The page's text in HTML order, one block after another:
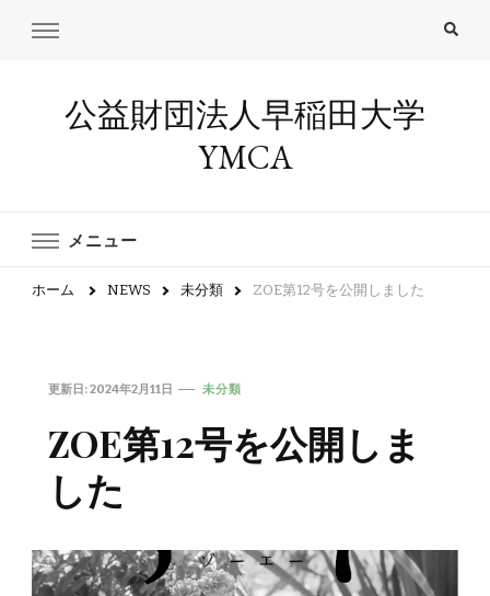
公益財団法人早稲田大学
YMCA
メニュー
ホーム NEWS 未分類 ZOE第12号を公開しました
更新日:2024年2月11日 未分類
ZOE第12号を公開しま
した